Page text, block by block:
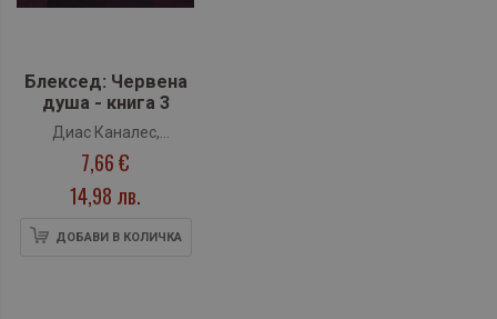
Блексед: Червена
душа - книга 3
Диас Каналес,
Гуарнидо
7,66 €
14,98 лв.
ДОБАВИ В КОЛИЧКА